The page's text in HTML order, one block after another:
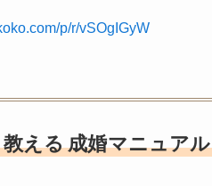
p/r/vSOgIGyW
える成婚マニュアル